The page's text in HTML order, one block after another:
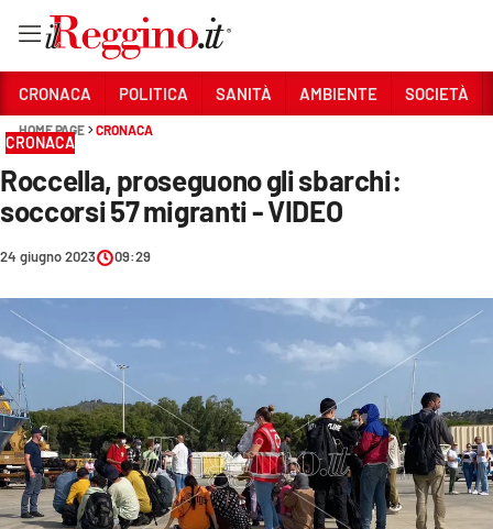
Sezioni
CRONACA
AMBIENTE
SOCIETÀ
CULTURA
ECONOMIA E LAVORO
EVENTI
CRONACA POLITICA SANITÀ AMBIENTE SOCIETÀ
HOME PAGE CRONACA
CRONACA
Roccella, proseguono gli sbarchi:
soccorsi 57 migranti - VIDEO
24 giugno 2023 09:29